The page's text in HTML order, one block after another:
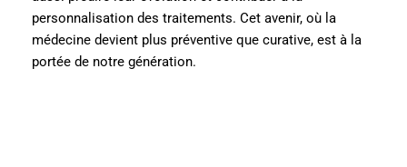
personnalisation des traitements. Cet avenir, où la
médecine devient plus préventive que curative, est à la
portée de notre génération.